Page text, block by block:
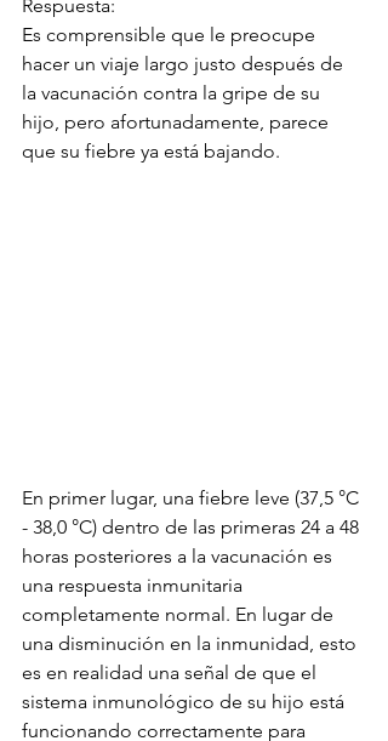
Respuesta:
Es comprensible que le preocupe
hacer un viaje largo justo después de
la vacunación contra la gripe de su
hijo, pero afortunadamente, parece
que su fiebre ya está bajando.
En primer lugar, una fiebre leve (37,5 °C
- 38,0 °C) dentro de las primeras 24 a 48
horas posteriores a la vacunación es
una respuesta inmunitaria
completamente normal. En lugar de
una disminución en la inmunidad, esto
es en realidad una señal de que el
sistema inmunológico de su hijo está
funcionando correctamente para